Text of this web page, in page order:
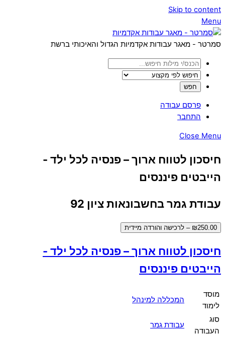
Skip to content
Menu
סמרטר - מאגר עבודות אקדמיות הגדול והאיכותי ברשת
פרסם עבודה
התחבר
Close Menu
חיסכון לטווח ארוך – פנסיה לכל ילד -
הייבטים פיננסים
עבודת גמר בחשבונאות ציון 92
₪250.00 – לרכישה והורדה מיידית
חיסכון לטווח ארוך – פנסיה לכל ילד -
הייבטים פיננסים
מוסד
לימוד
המכללה למינהל
סוג
העבודה
עבודת גמר